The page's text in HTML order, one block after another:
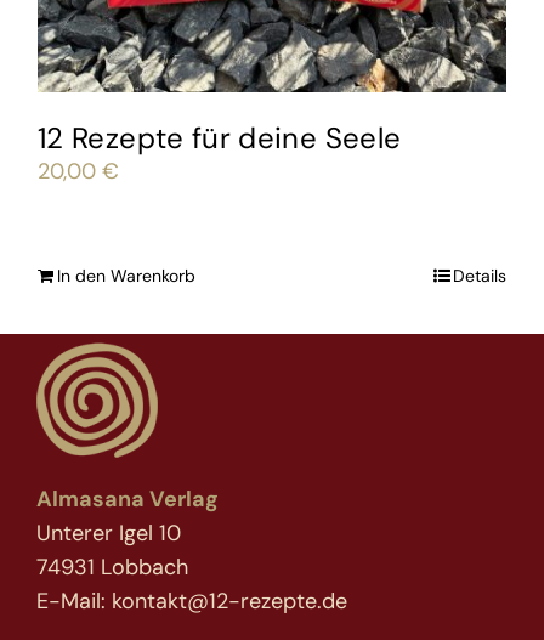
12 Rezepte für deine Seele
20,00 €
In den Warenkorb Details
Almasana Verlag
Unterer Igel 10
74931 Lobbach
E-Mail: kontakt@12-rezepte.de